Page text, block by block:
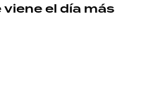
el día más